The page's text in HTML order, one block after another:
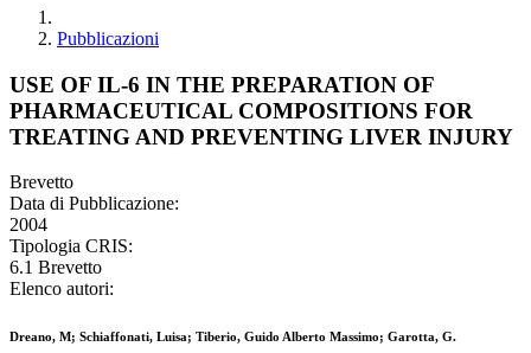
Pubblicazioni
USE OF IL-6 IN THE PREPARATION OF
PHARMACEUTICAL COMPOSITIONS FOR
TREATING AND PREVENTING LIVER INJURY
Brevetto
Data di Pubblicazione:
2004
Tipologia CRIS:
6.1 Brevetto
Elenco autori:
Dreano, M; Schiaffonati, Luisa; Tiberio, Guido Alberto Massimo; Garotta, G.